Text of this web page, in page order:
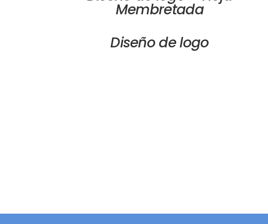
Membretada
Diseño de logo